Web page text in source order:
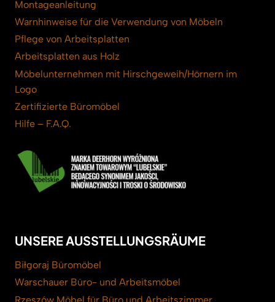
Montageanleitung
Warnhinweise für die Verwendung von Möbeln
Pflege von Arbeitsplatten
Arbeitsplatten aus Holz
Möbelunternehmen mit Hirschgeweih/Hörnern im
Logo
Zertifizierte Büromöbel
Hilfe – F.A.Q.
UNSERE AUSSTELLUNGSRÄUME
Biłgoraj Büromöbel
Warschauer Büro- und Arbeitsmöbel
Rzeszów Möbel für Büro und Arbeitszimmer